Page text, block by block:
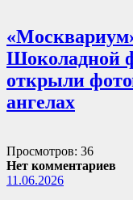
Шоколадной
открыли
ангелах
Просмотров: 36
Нет комментариев
11.06.2026